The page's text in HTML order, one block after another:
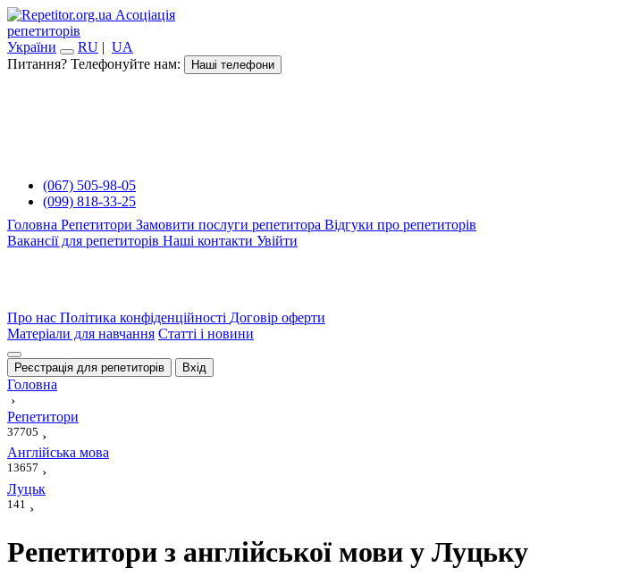
Асоціація
репетиторів
України
RU | UA
Питання? Телефонуйте нам:
Наші телефони
(067) 505-98-05
(099) 818-33-25
Головна Репетитори Замовити послуги репетитора Відгуки про репетиторів
Вакансії для репетиторів Наші контакти Увійти
Про нас Політика конфіденційності Договір оферти
Матеріали для навчання Статті і новини
Реєстрація для репетиторів Вхід
Головна
›
Репетитори
37705 ›
Англійська мова
13657 ›
Луцьк
141 ›
Репетитори з англійської мови у Луцьку